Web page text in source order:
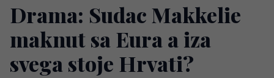
Drama: Sudac Makkelie
maknut sa Eura a iza
svega stoje Hrvati?